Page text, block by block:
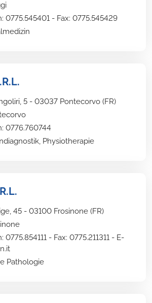
0775.545401 - Fax: 0775.545429
5 - 03037 Pontecorvo (FR)
0776.760744
Physiotherapie
45 - 03100 Frosinone (FR)
0775.854111 - Fax: 0775.211311 - E-
Pathologie